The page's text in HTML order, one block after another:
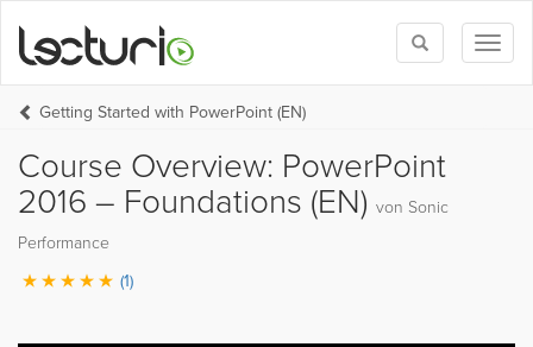
Toggle
search
Getting Started with PowerPoint (EN)
Course Overview: PowerPoint
2016 – Foundations (EN) von Sonic
Performance
(1)